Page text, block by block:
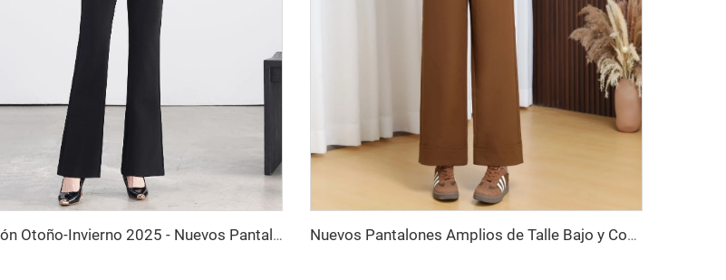
colección Otoño-Invierno 2025 - Nuevos Pantalones Informales Holgados Rectos de Cintura Alta en Talla - Diseño de Ajuste Ajustado con Patrón Liso Nuevos Pantalones Amplios de Talle Bajo y Corte Recto para Mujer, Pantalones para Mujer, Ropa para Mujer, Pantalones Largos